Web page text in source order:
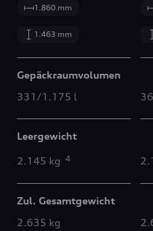
1.860 mm
1.463 mm
Gepäckraumvolumen
331/1.175 l
Leergewicht
2.145 kg 4
Zul. Gesamtgewicht
2.635 kg